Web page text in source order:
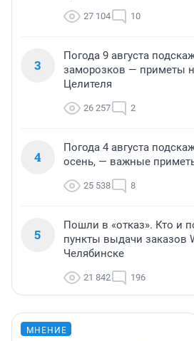
27 104 10
3
Погода 9 августа
заморозков — приметы
Целителя
26 257 2
4
Погода 4 августа
осень, — важные
25 538 8
5
Пошли в «отказ». Кто и
пункты выдачи заказов
Челябинске
21 842 196
МНЕНИЕ